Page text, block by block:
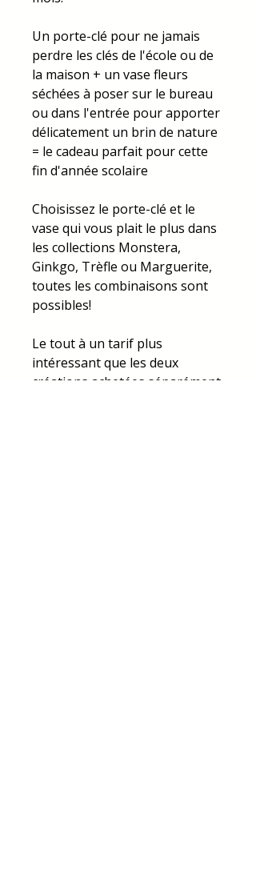
Un porte-clé pour ne jamais
perdre les clés de l'école ou de
la maison + un vase fleurs
séchées à poser sur le bureau
ou dans l'entrée pour apporter
délicatement un brin de nature
= le cadeau parfait pour cette
fin d'année scolaire
Choisissez le porte-clé et le
vase qui vous plait le plus dans
les collections Monstera,
Ginkgo, Trèfle ou Marguerite,
toutes les combinaisons sont
possibles!
Le tout à un tarif plus
intéressant que les deux
créations achetées séparément